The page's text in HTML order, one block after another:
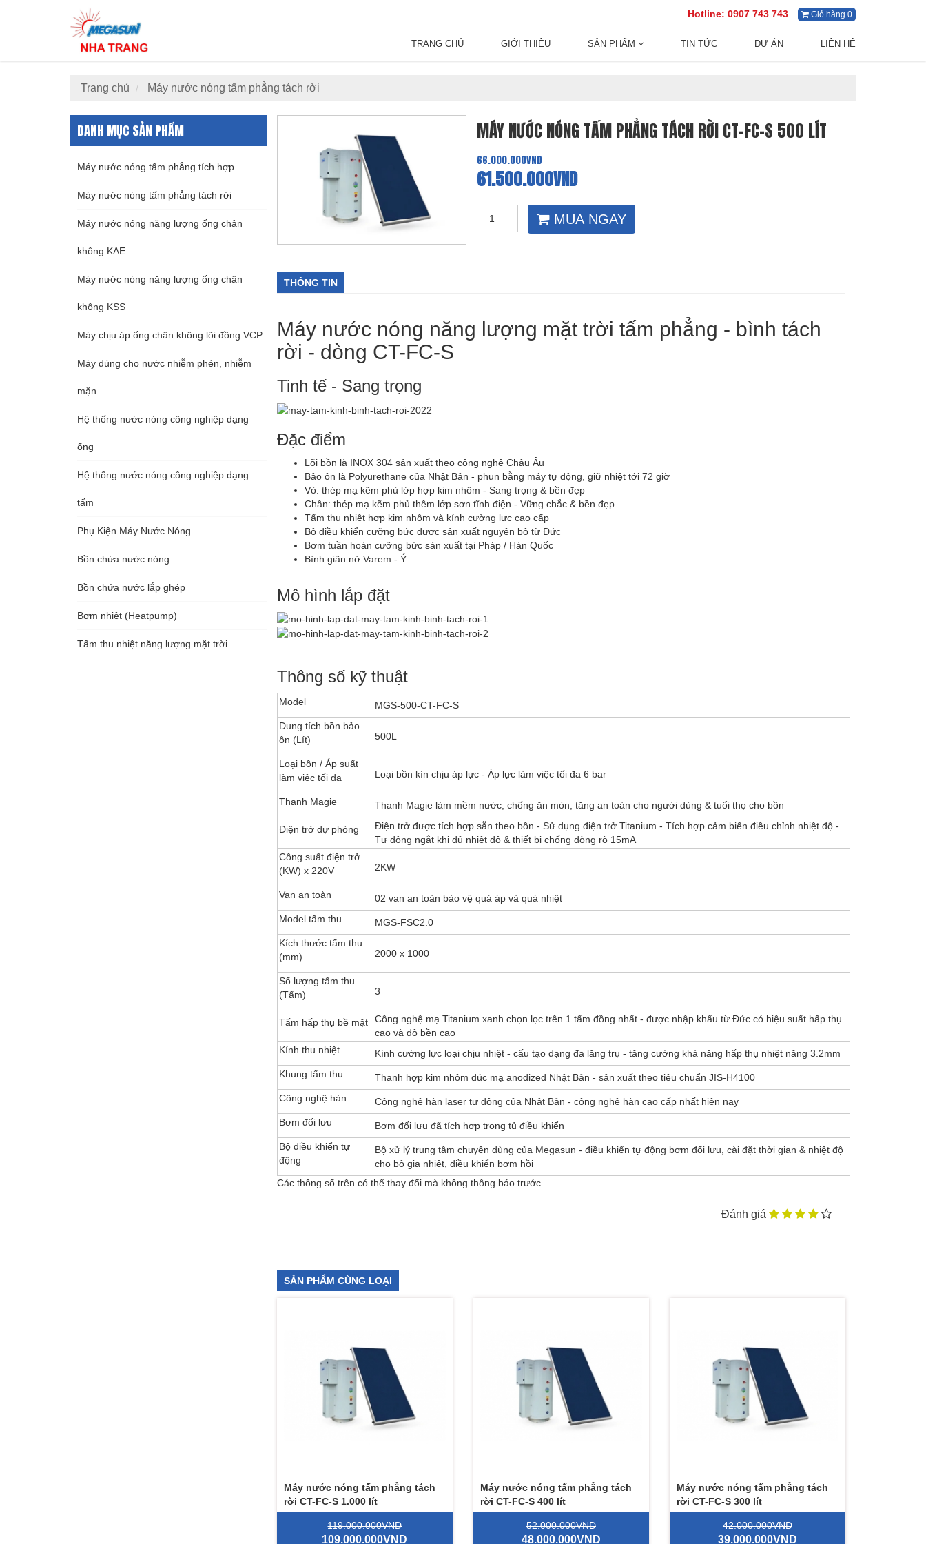
Hotline: 0907 743 743 Giỏ hàng 0
TRANG CHỦ GIỚI THIỆU SẢN PHẨM TIN TỨC DỰ ÁN LIÊN HỆ
Trang chủ Máy nước nóng tấm phẳng tách rời
DANH MỤC SẢN PHẨM
Máy nước nóng tấm phẳng tích hợp
Máy nước nóng tấm phẳng tách rời
Máy nước nóng năng lượng ống chân
không KAE
Máy nước nóng năng lượng ống chân
không KSS
Máy chịu áp ống chân không lõi đồng VCP
Máy dùng cho nước nhiễm phèn, nhiễm
mặn
Hệ thống nước nóng công nghiệp dạng
ống
Hệ thống nước nóng công nghiệp dạng
tấm
Phụ Kiện Máy Nước Nóng
Bồn chứa nước nóng
Bồn chứa nước lắp ghép
Bơm nhiệt (Heatpump)
Tấm thu nhiệt năng lượng mặt trời
MÁY NƯỚC NÓNG TẤM PHẲNG TÁCH RỜI CT-FC-S 500 LÍT
66.000.000VND
61.500.000VND
MUA NGAY
THÔNG TIN
Máy nước nóng năng lượng mặt trời tấm phẳng - bình tách
rời - dòng CT-FC-S
Tinh tế - Sang trọng
Đặc điểm
Lõi bồn là INOX 304 sản xuất theo công nghệ Châu Âu
Bảo ôn là Polyurethane của Nhật Bản - phun bằng máy tự động, giữ nhiệt tới 72 giờ
Vỏ: thép mạ kẽm phủ lớp hợp kim nhôm - Sang trọng & bền đẹp
Chân: thép mạ kẽm phủ thêm lớp sơn tĩnh điện - Vững chắc & bền đẹp
Tấm thu nhiệt hợp kim nhôm và kính cường lực cao cấp
Bộ điều khiển cưỡng bức được sản xuất nguyên bộ từ Đức
Bơm tuần hoàn cưỡng bức sản xuất tại Pháp / Hàn Quốc
Bình giãn nở Varem - Ý
Mô hình lắp đặt
Thông số kỹ thuật
Model
MGS-500-CT-FC-S
Dung tích bồn bảo
ôn (Lít)
500L
Loại bồn / Áp suất
làm việc tối đa
Loại bồn kín chịu áp lực - Áp lực làm việc tối đa 6 bar
Thanh Magie Thanh Magie làm mềm nước, chống ăn mòn, tăng an toàn cho người dùng & tuổi thọ cho bồn
Điện trở dự phòng
Điện trở được tích hợp sẵn theo bồn - Sử dụng điện trở Titanium - Tích hợp cảm biến điều chỉnh nhiệt độ -
Tự động ngắt khi đủ nhiệt độ & thiết bị chống dòng rò 15mA
Công suất điện trở
(KW) x 220V
2KW
Van an toàn
02 van an toàn bảo vệ quá áp và quá nhiệt
Model tấm thu
MGS-FSC2.0
Kích thước tấm thu
(mm)
2000 x 1000
Số lượng tấm thu
(Tấm)
3
Tấm hấp thụ bề mặt
Công nghệ mạ Titanium xanh chọn lọc trên 1 tấm đồng nhất - được nhập khẩu từ Đức có hiệu suất hấp thụ
cao và độ bền cao
Kính thu nhiệt
Kính cường lực loại chịu nhiệt - cấu tạo dạng đa lăng trụ - tăng cường khả năng hấp thụ nhiệt năng 3.2mm
Khung tấm thu
Thanh hợp kim nhôm đúc mạ anodized Nhật Bản - sản xuất theo tiêu chuẩn JIS-H4100
Công nghệ hàn
Công nghệ hàn laser tự động của Nhật Bản - công nghệ hàn cao cấp nhất hiện nay
Bơm đối lưu
Bơm đối lưu đã tích hợp trong tủ điều khiển
Bộ điều khiển tự
động
Bộ xử lý trung tâm chuyên dùng của Megasun - điều khiển tự động bơm đối lưu, cài đặt thời gian & nhiệt độ
cho bộ gia nhiệt, điều khiển bơm hồi
Các thông số trên có thể thay đổi mà không thông báo trước.
Đánh giá
SẢN PHẨM CÙNG LOẠI
Máy nước nóng tấm phẳng tách
rời CT-FC-S 1.000 lít
119.000.000VND
109.000.000VND
Máy nước nóng tấm phẳng tách
rời CT-FC-S 400 lít
52.000.000VND
48.000.000VND
Máy nước nóng tấm phẳng tách
rời CT-FC-S 300 lít
42.000.000VND
39.000.000VND